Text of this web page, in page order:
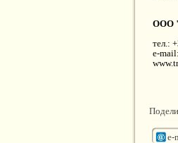
ООО
тел.:
e-
e-